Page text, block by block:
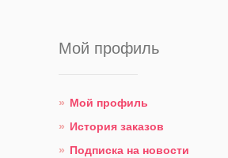
Мой профиль
Мой профиль
История заказов
Подписка на новости